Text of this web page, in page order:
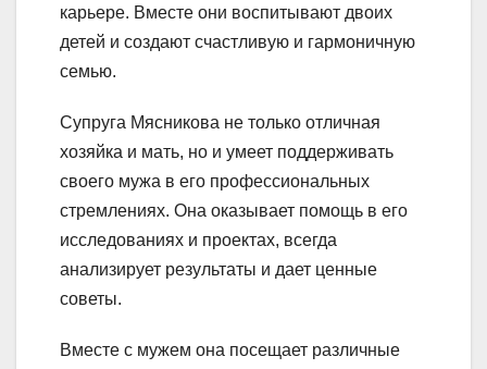
карьере. Вместе они воспитывают двоих
детей и создают счастливую и гармоничную
семью.
Супруга Мясникова не только отличная
хозяйка и мать, но и умеет поддерживать
своего мужа в его профессиональных
стремлениях. Она оказывает помощь в его
исследованиях и проектах, всегда
анализирует результаты и дает ценные
советы.
Вместе с мужем она посещает различные